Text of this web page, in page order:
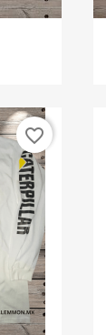
favorite_border